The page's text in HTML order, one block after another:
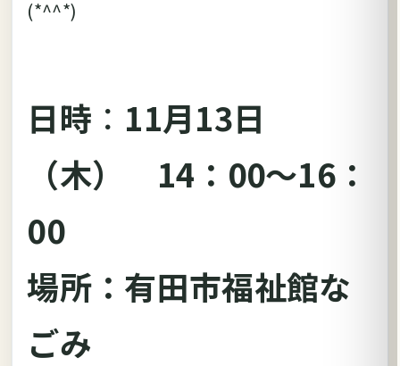
(*^^*)
日時 ： 11月13日
（木）
14：00～16：
00
場所：有田市福祉館な
ごみ